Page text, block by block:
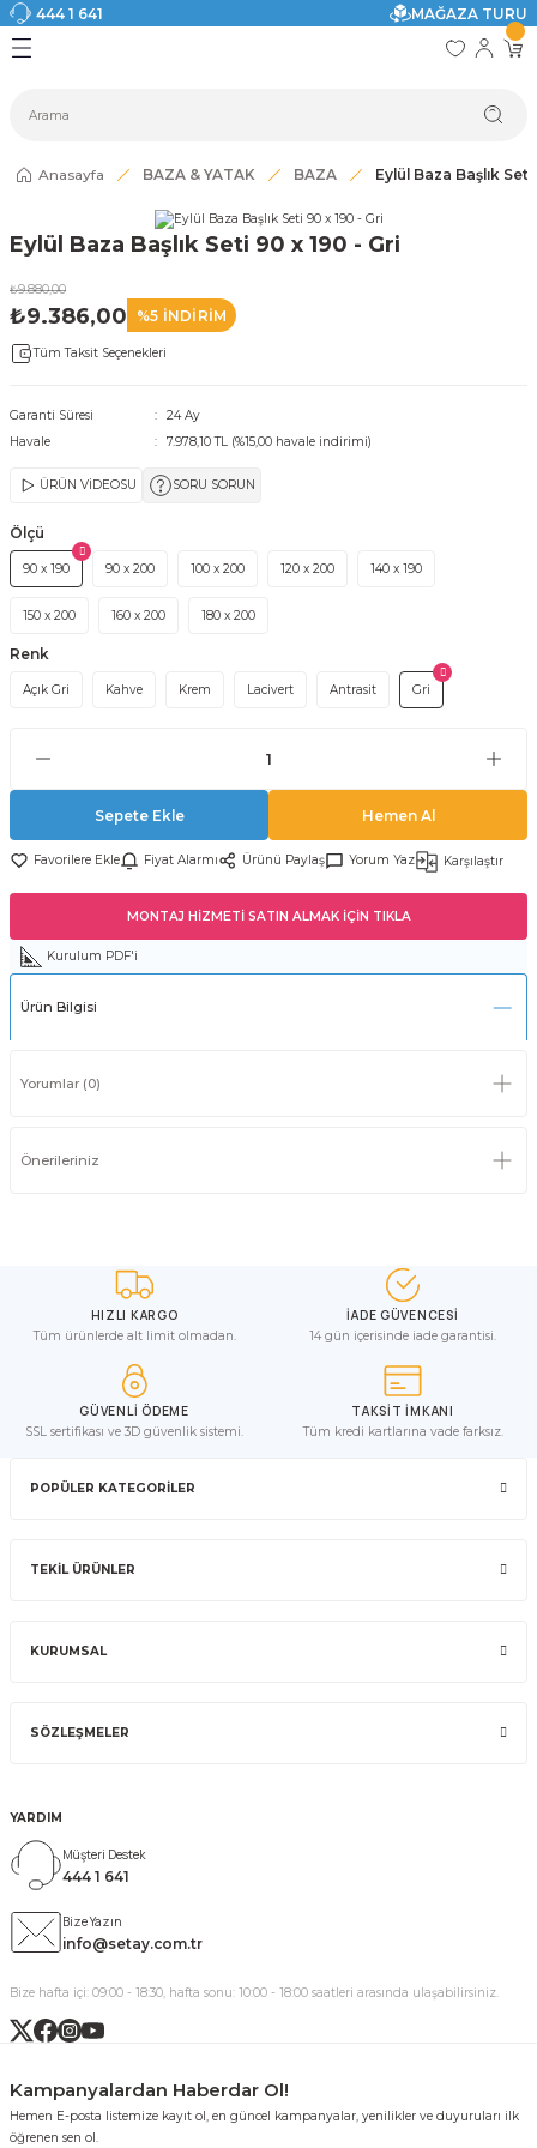
444 1 641
MAĞAZA TURU
Geri Dön
Geri Dön
Geri Dön
Geri Dön
Geri Dön
Geri Dön
Anasayfa BAZA & YATAK BAZA Eylül Baza Başlık
Eylül Baza Başlık Seti 90 x 190 - Gri
₺9.880,00
₺9.386,00 %5 İNDİRİM
Tüm Taksit Seçenekleri
Garanti Süresi
24 Ay
Havale
7.978,10 TL (%15,00 havale indirimi)
ÜRÜN VİDEOSU SORU SORUN
Ölçü
90 x 190 90 x 200 100 x 200 120 x 200 140 x 190
150 x 200 160 x 200 180 x 200
Renk
Açık Gri Kahve Krem Lacivert Antrasit Gri
Sepete Ekle Hemen Al
Fiyat Alarmı Ürünü Paylaş Yorum Yaz Karşılaştır
MONTAJ HİZMETİ SATIN ALMAK İÇİN TIKLA
Kurulum PDF'i
Ürün Bilgisi
Yorumlar (0)
Önerileriniz
HIZLI KARGO
Tüm ürünlerde alt limit olmadan.
İADE GÜVENCESİ
14 gün içerisinde iade garantisi.
GÜVENLİ ÖDEME
SSL sertifikası ve 3D güvenlik sistemi.
TAKSİT İMKANI
Tüm kredi kartlarına vade farksız.
POPÜLER KATEGORİLER
TEKİL ÜRÜNLER
KURUMSAL
SÖZLEŞMELER
YARDIM
Müşteri Destek
444 1 641
Bize Yazın
info@setay.com.tr
Bize hafta içi: 09:00 - 18:30, hafta sonu: 10:00 - 18:00 saatleri arasında ulaşabilirsiniz.
Kampanyalardan Haberdar Ol!
Hemen E-posta listemize kayıt ol, en güncel kampanyalar, yenilikler ve duyuruları ilk
öğrenen sen ol.